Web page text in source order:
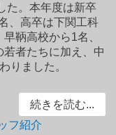
た。本年度は新卒
、高卒は下関工科
鞆高校から1名、
者たちに加え、中
りました。
続きを読む...
フ紹介